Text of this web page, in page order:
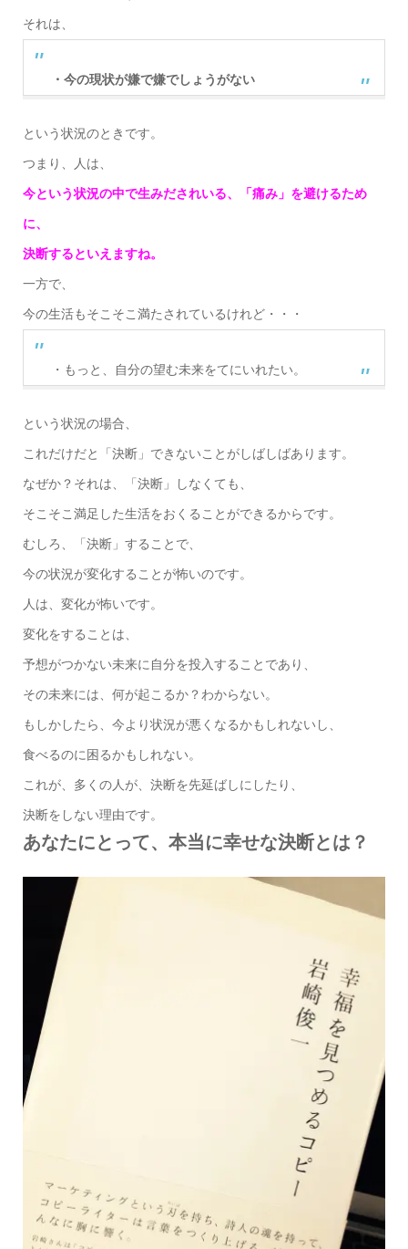
それは、
・今の現状が嫌で嫌でしょうがない
という状況のときです。
つまり、人は、
今という状況の中で生みだされいる、「痛み」を避けるため
に、
決断するといえますね。
一方で、
今の生活もそこそこ満たされているけれど・・・
・もっと、自分の望む未来をてにいれたい。
という状況の場合、
これだけだと「決断」できないことがしばしばあります。
なぜか？それは、「決断」しなくても、
そこそこ満足した生活をおくることができるからです。
むしろ、「決断」することで、
今の状況が変化することが怖いのです。
人は、変化が怖いです。
変化をすることは、
予想がつかない未来に自分を投入することであり、
その未来には、何が起こるか？わからない。
もしかしたら、今より状況が悪くなるかもしれないし、
食べるのに困るかもしれない。
これが、多くの人が、決断を先延ばしにしたり、
決断をしない理由です。
あなたにとって、本当に幸せな決断とは？